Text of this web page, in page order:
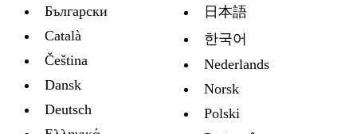
Български
Català
Čeština
Dansk
Deutsch
日本語
한국어
Nederlands
Norsk
Polski